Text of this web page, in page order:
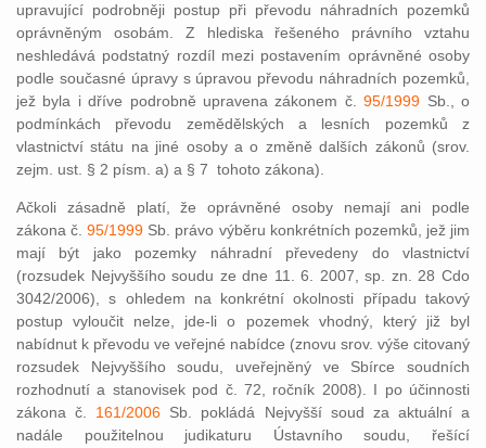
upravující podrobněji postup při převodu náhradních pozemků
oprávněným osobám. Z hlediska řešeného právního vztahu
neshledává podstatný rozdíl mezi postavením oprávněné osoby
podle současné úpravy s úpravou převodu náhradních pozemků,
jež byla i dříve podrobně upravena zákonem č.95/1999 Sb., o
podmínkách převodu zemědělských a lesních pozemků z
vlastnictví státu na jiné osoby a o změně dalších zákonů (srov.
zejm. ust. § 2 písm. a) a § 7 tohoto zákona).
Ačkoli zásadně platí, že oprávněné osoby nemají ani podle
zákona č.95/1999 Sb. právo výběru konkrétních pozemků, jež jim
mají být jako pozemky náhradní převedeny do vlastnictví
(rozsudek Nejvyššího soudu ze dne 11. 6. 2007, sp. zn. 28 Cdo
3042/2006), s ohledem na konkrétní okolnosti případu takový
postup vyloučit nelze, jde-li o pozemek vhodný, který již byl
nabídnut k převodu ve veřejné nabídce (znovu srov. výše citovaný
rozsudek Nejvyššího soudu, uveřejněný ve Sbírce soudních
rozhodnutí a stanovisek pod č. 72, ročník 2008). I po účinnosti
zákona č. 161/2006 Sb. pokládá Nejvyšší soud za aktuální a
nadále použitelnou judikaturu Ústavního soudu, řešící